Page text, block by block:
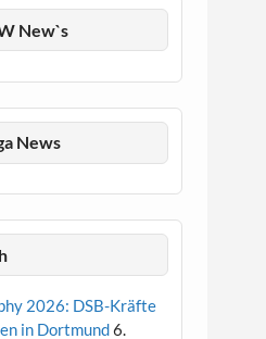
New`s
News
2026: DSB-Kräfte
in Dortmund6.